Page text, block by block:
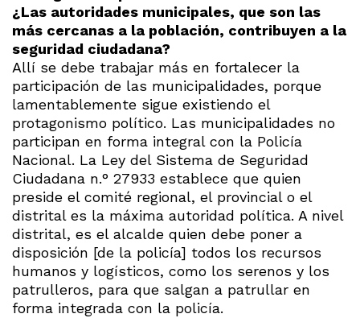
¿Las autoridades municipales, que son las
más cercanas a la población, contribuyen a la
seguridad ciudadana?
Allí se debe trabajar más en fortalecer la
participación de las municipalidades, porque
lamentablemente sigue existiendo el
protagonismo político. Las municipalidades no
participan en forma integral con la Policía
Nacional. La Ley del Sistema de Seguridad
Ciudadana n.° 27933 establece que quien
preside el comité regional, el provincial o el
distrital es la máxima autoridad política. A nivel
distrital, es el alcalde quien debe poner a
disposición [de la policía] todos los recursos
humanos y logísticos, como los serenos y los
patrulleros, para que salgan a patrullar en
forma integrada con la policía.